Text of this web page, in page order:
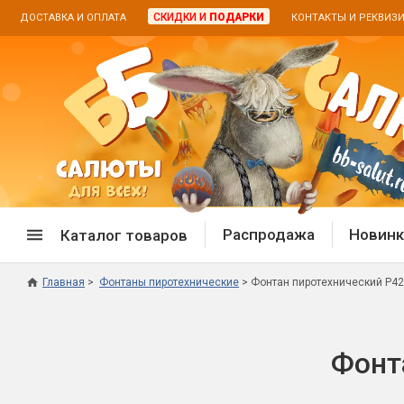
ДОСТАВКА И ОПЛАТА СКИДКИ И ПОДАРКИ КОНТАКТЫ И
Каталог товаров Распродажа
Главная Фонтаны пиротехнические Фонтан пиротехнический